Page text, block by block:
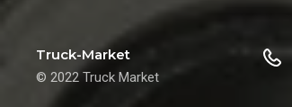
Truck-Market
© 2022 Truck Market